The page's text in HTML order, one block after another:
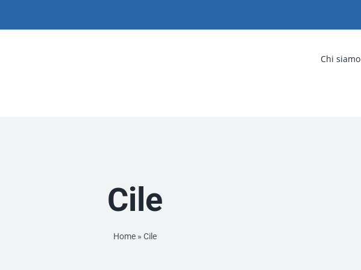
Chi siamo
Cile
Home » Cile